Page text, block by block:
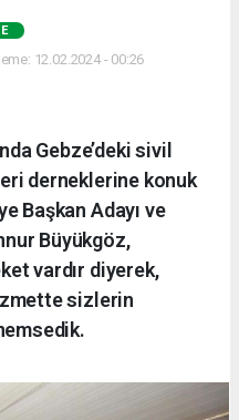
12.02.2024 - 00:26
Gebze’deki sivil
derneklerine konuk
Başkan Adayı ve
Büyükgöz,
vardır diyerek,
sizlerin